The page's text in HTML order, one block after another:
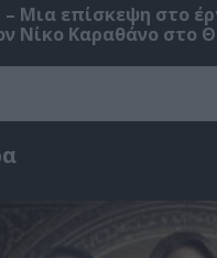
– Μια επίσκεψη στο
Νίκο Καραθάνο στο